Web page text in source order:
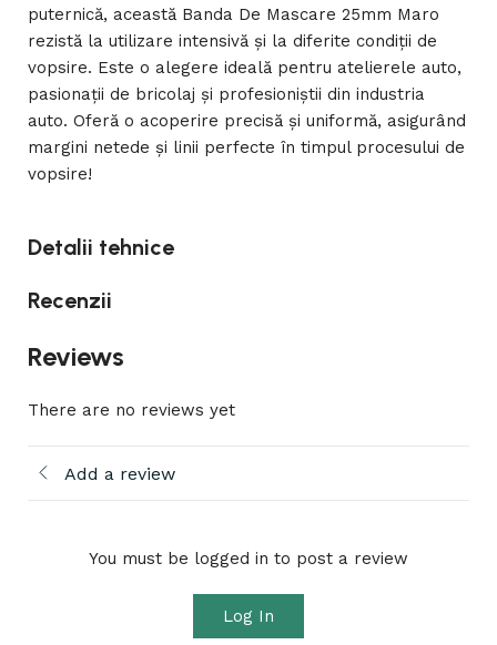
puternică, această Banda De Mascare 25mm Maro
rezistă la utilizare intensivă și la diferite condiții de
vopsire. Este o alegere ideală pentru atelierele auto,
pasionații de bricolaj și profesioniștii din industria
auto. Oferă o acoperire precisă și uniformă, asigurând
margini netede și linii perfecte în timpul procesului de
vopsire!
Detalii tehnice
Recenzii
Reviews
There are no reviews yet
Add a review
You must be logged in to post a review
Log In